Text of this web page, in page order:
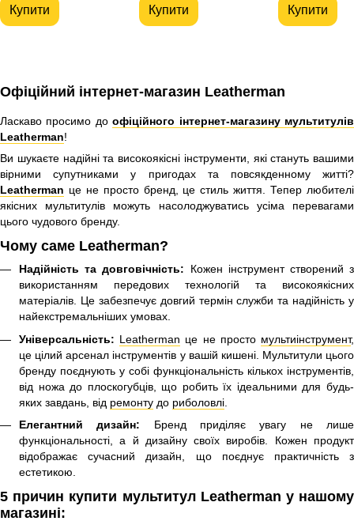
Купити Купити Купити
Офіційний інтернет-магазин Leatherman
Ласкаво просимо доофіційного інтернет-магазину мультитулів
Leatherman!
Ви шукаєте надійні та високоякісні інструменти, які стануть вашими
вірними супутниками у пригодах та повсякденному житті?
Leatherman це не просто бренд, це стиль життя. Тепер любителі
якісних мультитулів можуть насолоджуватись усіма перевагами
цього чудового бренду.
Чому саме Leatherman?
Надійність та довговічність: Кожен інструмент створений з
використанням передових технологій та високоякісних
матеріалів. Це забезпечує довгий термін служби та надійність у
найекстремальніших умовах.
Універсальність: Leatherman це не просто мультиінструмент,
це цілий арсенал інструментів у вашій кишені. Мультитули цього
бренду поєднують у собі функціональність кількох інструментів,
від ножа до плоскогубців, що робить їх ідеальними для будь-
яких завдань, від ремонту до риболовлі
Елегантний дизайн: Бренд приділяє увагу не лише
функціональності, а й дизайну своїх виробів. Кожен продукт
відображає сучасний дизайн, що поєднує практичність з
естетикою.
5 причин купити мультитул Leatherman у нашому
магазині: